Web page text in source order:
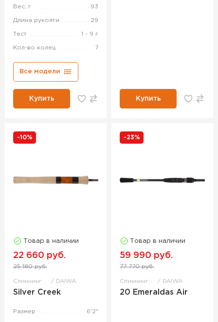
Вес, г 93
Длина рукояти 29
Тест 1 - 9 г
Кол-во колец 7
Все модели
Купить Купить
-10%
Товар в наличии
22 660 руб.
25 180 руб.
Спиннинг DAIWA
Silver Creek
Размер 6'2"
-23%
Товар в наличии
59 990 руб.
77 770 руб.
Спиннинг DAIWA
20 Emeraldas Air